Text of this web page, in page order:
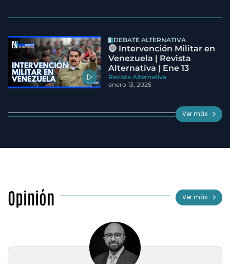
DEBATE ALTERNATIVA
🔵 Intervención Militar en
Venezuela | Revista
Alternativa | Ene 13
Revista Alternativa
enero 13, 2025
Ver más
Opinión Ver más